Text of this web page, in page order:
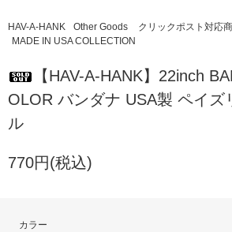
HAV-A-HANK Other Goods
クリックポスト対応
MADE IN USA COLLECTION
【HAV-A-HANK】22inch
OLOR バンダナ USA製 ペイズ
ル
770円(税込)
カラー